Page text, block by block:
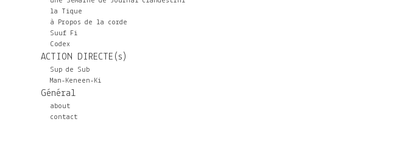
la Tique
à Propos de la corde
Suuf Fi
Codex
ACTION DIRECTE(s)
Sup de Sub
Man-Keneen-Ki
Général
about
contact